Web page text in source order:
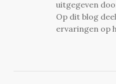
uitgegeven
Op dit blog
ervaringen op